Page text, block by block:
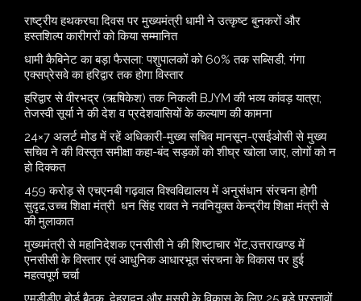
राष्ट्रीय हथकरघा दिवस पर मुख्यमंत्री धामी ने उत्कृष्ट बुनकरों और
हस्तशिल्प कारीगरों को किया सम्मानित
​धामी कैबिनेट का बड़ा फैसला: पशुपालकों को 60% तक सब्सिडी, गंगा
एक्सप्रेसवे का हरिद्वार तक होगा विस्तार
​हरिद्वार से वीरभद्र (ऋषिकेश) तक निकली BJYM की भव्य कांवड़ यात्रा;
तेजस्वी सूर्या ने की देश व प्रदेशवासियों के कल्याण की कामना
24×7 अलर्ट मोड में रहें अधिकारी-मुख्य सचिव मानसून-एसईओसी से मुख्य
सचिव ने की विस्तृत समीक्षा कहा-बंद सड़कों को शीघ्र खोला जाए, लोगों को न
हो दिक्कत
459 करोड़ से एचएनबी गढ़वाल विश्वविद्यालय में अनुसंधान संरचना होगी
सुदृढ,उच्च शिक्षा मंत्री धन सिंह रावत ने नवनियुक्त केन्द्रीय शिक्षा मंत्री से
की मुलाकात
मुख्यमंत्री से महानिदेशक एनसीसी ने की शिष्टाचार भेंट,उत्तराखण्ड में
एनसीसी के विस्तार एवं आधुनिक आधारभूत संरचना के विकास पर हुई
महत्वपूर्ण चर्चा